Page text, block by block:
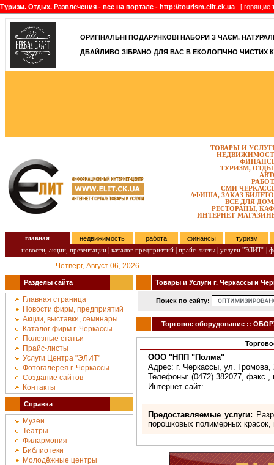
Туризм. Отдых. Развлечения - все на портале - http://tourism.elit.ck.ua [ горящие
ОРИГІНАЛЬНІ ПОДАРУНКОВІ НАБОРИ З ЧАЄМ.
ДБАЙЛИВО ЗІБРАНО ДЛЯ ВАС В ЕКОЛОГІЧНО ЧИСТИХ
ТОВАРЫ И
ТУРИЗМ,
СМИ
АФИША, ЗАКАЗ
ВСЕ ДЛЯ
РЕСТОРАНЫ,
ИНТЕРНЕТ-
главная недвижимость работа финансы
туризм
новости, акции, презентации | каталог предприятий | прайс-листы | услуги "ЭЛИТ" |
Четверг, Август 06, 2026.
Разделы сайта
Главная страница
Новости фирм, предприятий
Акции, выставки, семинары
Каталог фирм г. Черкассы
Полезные статьи
Прайс-листы
Услуги Центра "ЭЛИТ"
Фотогалерея г. Черкассы
Создание сайтов
Контакты
Справка
Музеи
Театры
Филармония
Библиотеки
Молодёжные центры
Товары и Услуги г. Черкассы и
Поиск по сайту:
Торговое оборудование ::
ООО "НПП "Полма"
Адрес: г. Черкассы, ул. Громова,
Телефоны: (0472) 382077, факс ,
Интернет-сайт:
Предоставляемые услуги:
порошковых полимерных красок,